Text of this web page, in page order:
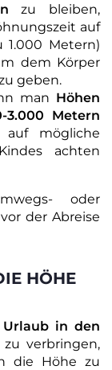
zu bleiben,
auf
1.000 Metern)
dem Körper
geben.
man Höhen
Metern
mögliche
achten
oder
der Abreise
HÖHE
Urlaub in den
zu verbringen,
die Höhe zu